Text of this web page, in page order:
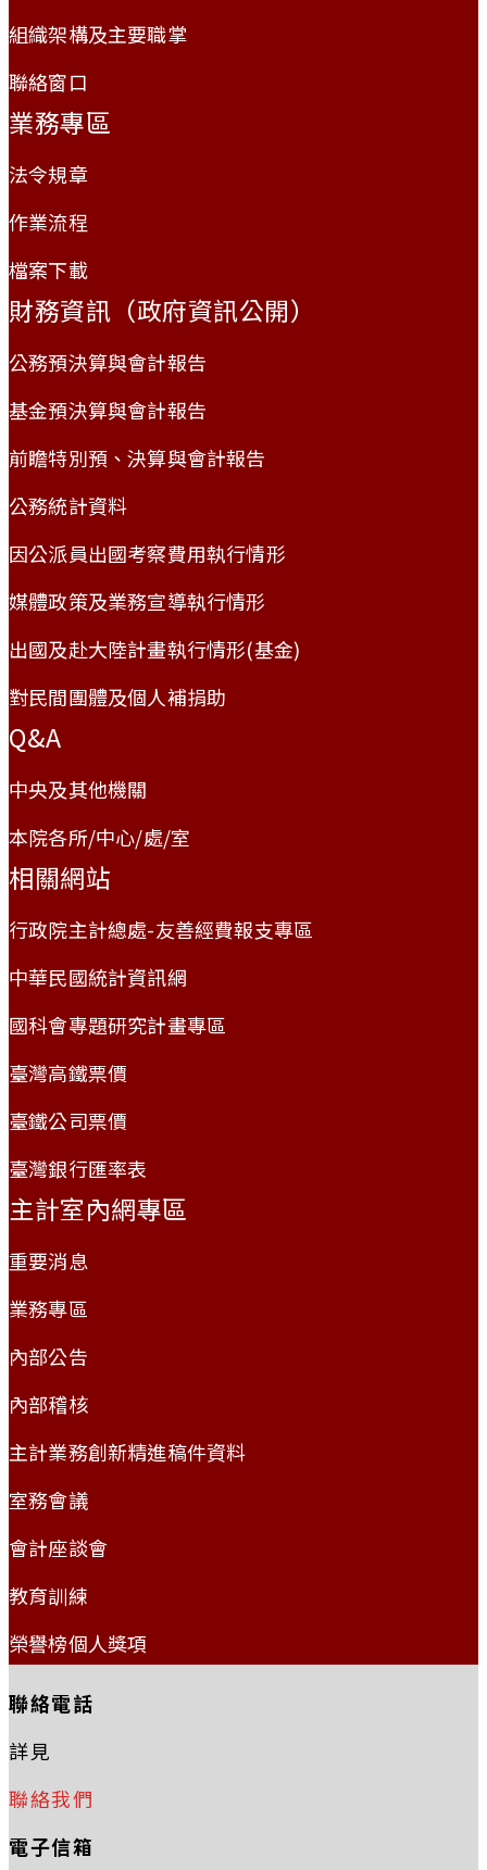
組織架構及主要職掌
聯絡窗口
業務專區
法令規章
作業流程
檔案下載
財務資訊（政府資訊公開）
公務預決算與會計報告
基金預決算與會計報告
前瞻特別預、決算與會計報告
公務統計資料
因公派員出國考察費用執行情形
媒體政策及業務宣導執行情形
出國及赴大陸計畫執行情形(基金)
對民間團體及個人補捐助
Q&A
中央及其他機關
本院各所/中心/處/室
相關網站
行政院主計總處-友善經費報支專區
中華民國統計資訊網
國科會專題研究計畫專區
臺灣高鐵票價
臺鐵公司票價
臺灣銀行匯率表
主計室內網專區
重要消息
業務專區
內部公告
內部稽核
主計業務創新精進稿件資料
室務會議
會計座談會
教育訓練
榮譽榜個人獎項
聯絡電話
詳見
聯絡我們
電子信箱